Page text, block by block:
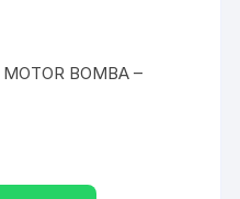
BOMBA –